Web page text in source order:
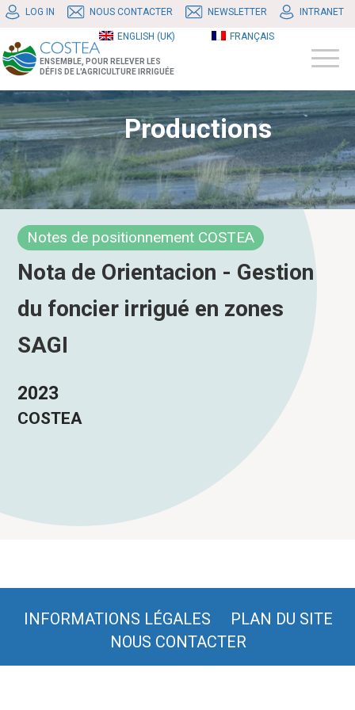
LOG IN NOUS CONTACTER NEWSLETTER INTRANET
ENGLISH (UK) FRANÇAIS
ENSEMBLE, POUR RELEVER LES
DÉFIS DE L'AGRICULTURE IRRIGUÉE
Productions
Notes de positionnement COSTEA
Nota de Orientacion - Gestion
du foncier irrigué en zones
SAGI
2023
COSTEA
INFORMATIONS LÉGALES
PLAN DU SITE
NOUS CONTACTER